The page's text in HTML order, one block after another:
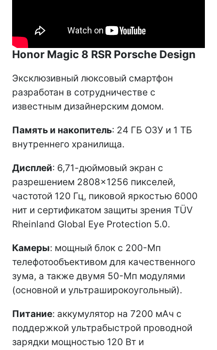
Honor Magic 8 RSR Porsche Design
Эксклюзивный люксовый смартфон
разработан в сотрудничестве с
известным дизайнерским домом.
Память и накопитель: 24 ГБ ОЗУ и 1 ТБ
внутреннего хранилища.
Дисплей: 6,71-дюймовый экран с
разрешением 2808×1256 пикселей,
частотой 120 Гц, пиковой яркостью 6000
нит и сертификатом защиты зрения TÜV
Rheinland Global Eye Protection 5.0.
Камеры: мощный блок с 200-Мп
телефотообъективом для качественного
зума, а также двумя 50-Мп модулями
(основной и ультраширокоугольный).
Питание: аккумулятор на 7200 мАч с
поддержкой ультрабыстрой проводной
зарядки мощностью 120 Вт и